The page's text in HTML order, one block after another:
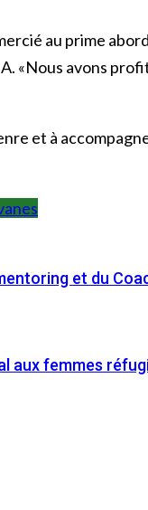
au prime
«Nous avons
et à
et du
aux femmes